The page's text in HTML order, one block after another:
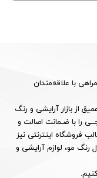
با علاقه‌مندان
۲۰ ساله و شناخت عمیق از بازار آرایشی و رنگ
را با ضـمانت اصالت و
فروشگاه اینترنتی نیز
مو، لوازم آرایشی و